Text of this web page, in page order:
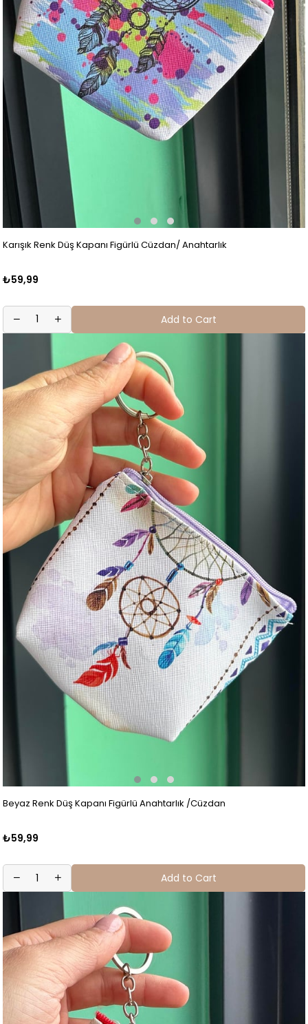
Karışık Renk Düş Kapanı Figürlü Cüzdan/ Anahtarlık
₺59,99
Add to Cart
Beyaz Renk Düş Kapanı Figürlü Anahtarlık /Cüzdan
₺59,99
Add to Cart